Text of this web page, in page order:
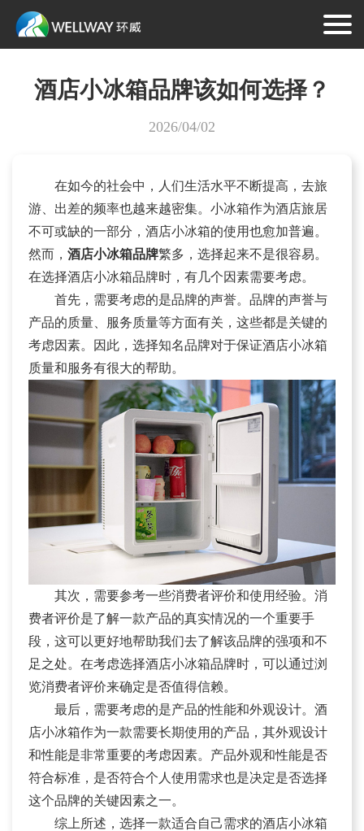
酒店小冰箱品牌该如何选择？
2026/04/02
在如今的社会中，人们生活水平不断提高，去旅
游、出差的频率也越来越密集。小冰箱作为酒店旅居
不可或缺的一部分，酒店小冰箱的使用也愈加普遍。
然而， 酒店小冰箱品牌繁多，选择起来不是很容易。
在选择酒店小冰箱品牌时，有几个因素需要考虑。
首先，需要考虑的是品牌的声誉。品牌的声誉与
产品的质量、服务质量等方面有关，这些都是关键的
考虑因素。因此，选择知名品牌对于保证酒店小冰箱
质量和服务有很大的帮助。
其次，需要参考一些消费者评价和使用经验。消
费者评价是了解一款产品的真实情况的一个重要手
段，这可以更好地帮助我们去了解该品牌的强项和不
足之处。在考虑选择酒店小冰箱品牌时，可以通过浏
览消费者评价来确定是否值得信赖。
最后，需要考虑的是产品的性能和外观设计。酒
店小冰箱作为一款需要长期使用的产品，其外观设计
和性能是非常重要的考虑因素。产品外观和性能是否
符合标准，是否符合个人使用需求也是决定是否选择
这个品牌的关键因素之一。
综上所述，选择一款适合自己需求的酒店小冰箱